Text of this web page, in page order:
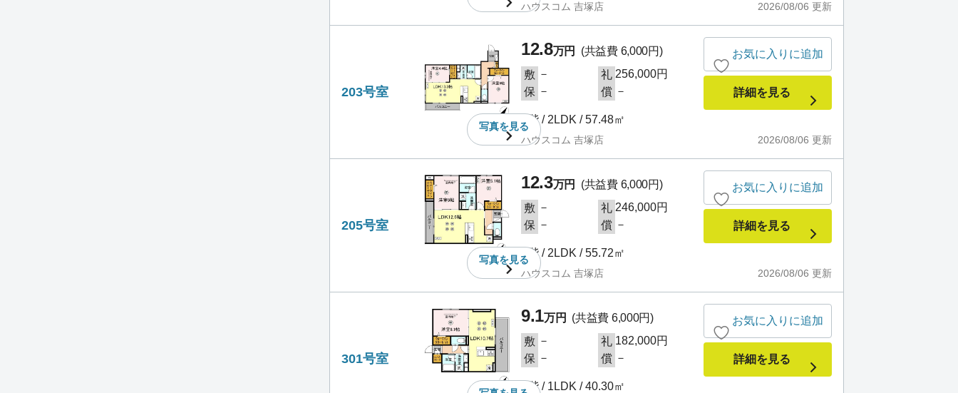
2026/08/06 更新
ハウスコム 吉塚店
203号室
写真を見る
12.8万円
(共益費 6,000円)
敷 － 礼 256,000円
保 － 償 －
2階 / 2LDK / 57.48㎡
2026/08/06 更新
ハウスコム 吉塚店
お気に入りに追加
詳細を見る
205号室
写真を見る
12.3万円
(共益費 6,000円)
敷 － 礼 246,000円
保 － 償 －
2階 / 2LDK / 55.72㎡
2026/08/06 更新
ハウスコム 吉塚店
お気に入りに追加
詳細を見る
301号室
9.1万円
(共益費 6,000円)
敷 － 礼 182,000円
保 － 償 －
3階 / 1LDK / 40.30㎡
お気に入りに追加
詳細を見る